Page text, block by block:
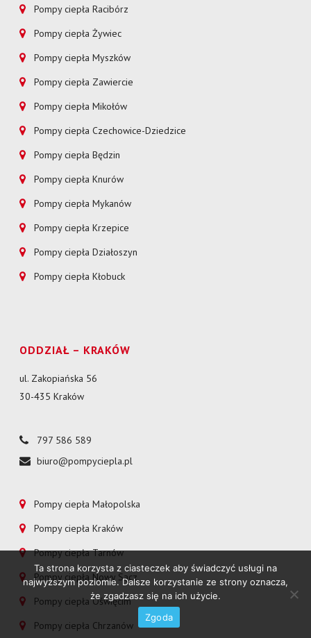
Pompy ciepła Racibórz
Pompy ciepła Żywiec
Pompy ciepła Myszków
Pompy ciepła Zawiercie
Pompy ciepła Mikołów
Pompy ciepła Czechowice-Dziedzice
Pompy ciepła Będzin
Pompy ciepła Knurów
Pompy ciepła Mykanów
Pompy ciepła Krzepice
Pompy ciepła Działoszyn
Pompy ciepła Kłobuck
ODDZIAŁ – KRAKÓW
ul. Zakopiańska 56
30-435 Kraków
797 586 589
biuro@pompyciepla.pl
Pompy ciepła Małopolska
Pompy ciepła Kraków
Pompy ciepła Tarnów
Pompy ciepła Nowy Sącz
Pompy ciepła Oświęcim
Pompy ciepła Chrzanów
Ta strona korzysta z ciasteczek aby świadczyć usługi na
najwyższym poziomie. Dalsze korzystanie ze strony oznacza,
że zgadzasz się na ich użycie.
Zgoda